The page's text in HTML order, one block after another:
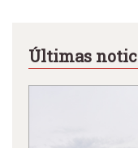
Últimas